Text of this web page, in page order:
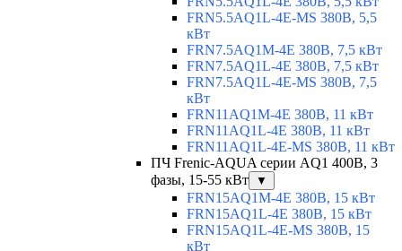
FRN5.5AQ1L-4E-MS 380В, 5,5
кВт
FRN7.5AQ1M-4E 380В, 7,5 кВт
FRN7.5AQ1L-4E 380В, 7,5 кВт
FRN7.5AQ1L-4E-MS 380В, 7,5
кВт
FRN11AQ1M-4E 380В, 11 кВт
FRN11AQ1L-4E 380В, 11 кВт
FRN11AQ1L-4E-MS 380В, 11 кВт
ПЧ Frenic-AQUA серии AQ1 400В, 3
фазы, 15-55 кВт
▼
FRN15AQ1M-4E 380В, 15 кВт
FRN15AQ1L-4E 380В, 15 кВт
FRN15AQ1L-4E-MS 380В, 15
кВт